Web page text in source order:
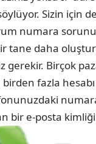
Sizin için
numara
tane daha
gerekir. Birçok
birden fazla
bir e-posta